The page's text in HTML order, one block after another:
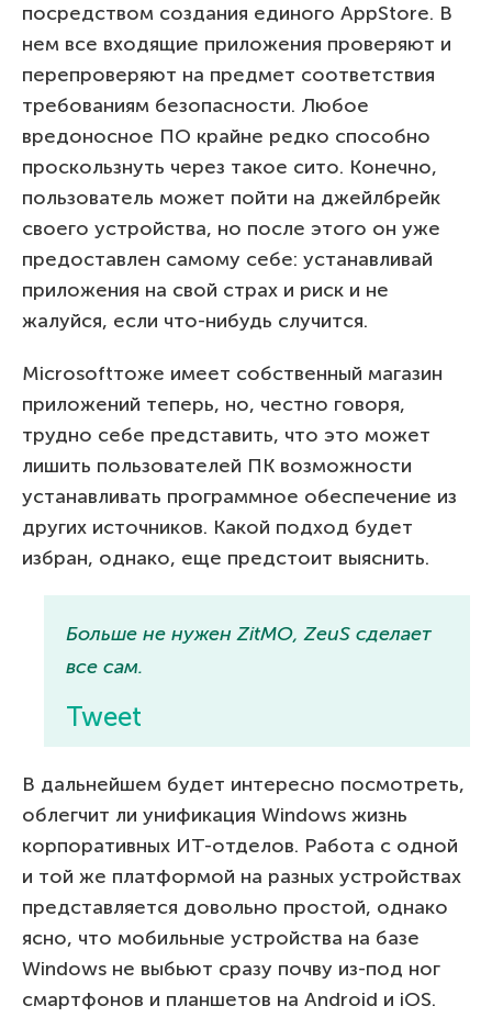
посредством создания единого AppStore. В
нем все входящие приложения проверяют и
перепроверяют на предмет соответствия
требованиям безопасности. Любое
вредоносное ПО крайне редко способно
проскользнуть через такое сито. Конечно,
пользователь может пойти на джейлбрейк
своего устройства, но после этого он уже
предоставлен самому себе: устанавливай
приложения на свой ​​страх и риск и не
жалуйся, если что-нибудь случится.
Microsoftтоже имеет собственный магазин
приложений теперь, но, честно говоря,
трудно себе представить, что это может
лишить пользователей ПК возможности
устанавливать программное обеспечение из
других источников. Какой подход будет
избран, однако, еще предстоит выяснить.
Больше не нужен ZitMO, ZeuS сделает
все сам.
Tweet
В дальнейшем будет интересно посмотреть,
облегчит ли унификация Windows жизнь
корпоративных ИТ-отделов. Работа с одной
и той же платформой на разных устройствах
представляется довольно простой, однако
ясно, что мобильные устройства на базе
Windows не выбьют сразу почву из-под ног
смартфонов и планшетов на Android и iOS.